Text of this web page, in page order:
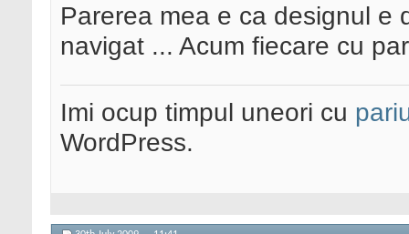
Parerea mea e ca designul e
navigat ... Acum fiecare cu
Imi ocup timpul uneori cu
WordPress.